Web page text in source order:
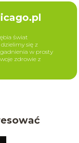
świat
się z
w prosty
zdrowie z